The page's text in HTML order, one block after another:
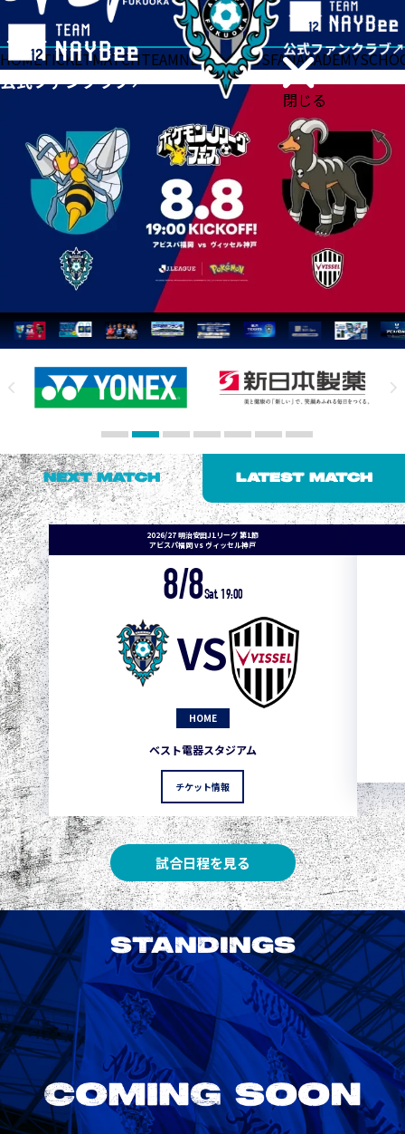
閉じる
HOMETICKETMATCHTEAMNEWSGOODSFANACADEMY
NEXT MATCH LATEST MATCH
2026/27 明治安田J1リーグ 第1節
アビスパ福岡 vs ヴィッセル神戸
8/8Sat. 19:00
VS
HOME
ベスト電器スタジアム
チケット情報
試合日程を見る
STANDINGS